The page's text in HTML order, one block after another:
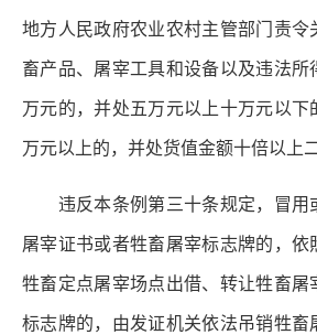
地方人民政府农业农村主管部门责令
畜产品、屠宰工具和设备以及违法所
万元的，并处五万元以上十万元以下
万元以上的，并处货值金额十倍以上
违反本条例第三十条规定，冒用
屠宰证书或者牲畜屠宰标志牌的，依
牲畜定点屠宰场点出借、转让牲畜屠
标志牌的，由发证机关依法吊销牲畜